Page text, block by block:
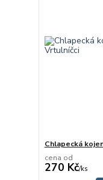
Chlapecká
cena od
270 Kč/ks